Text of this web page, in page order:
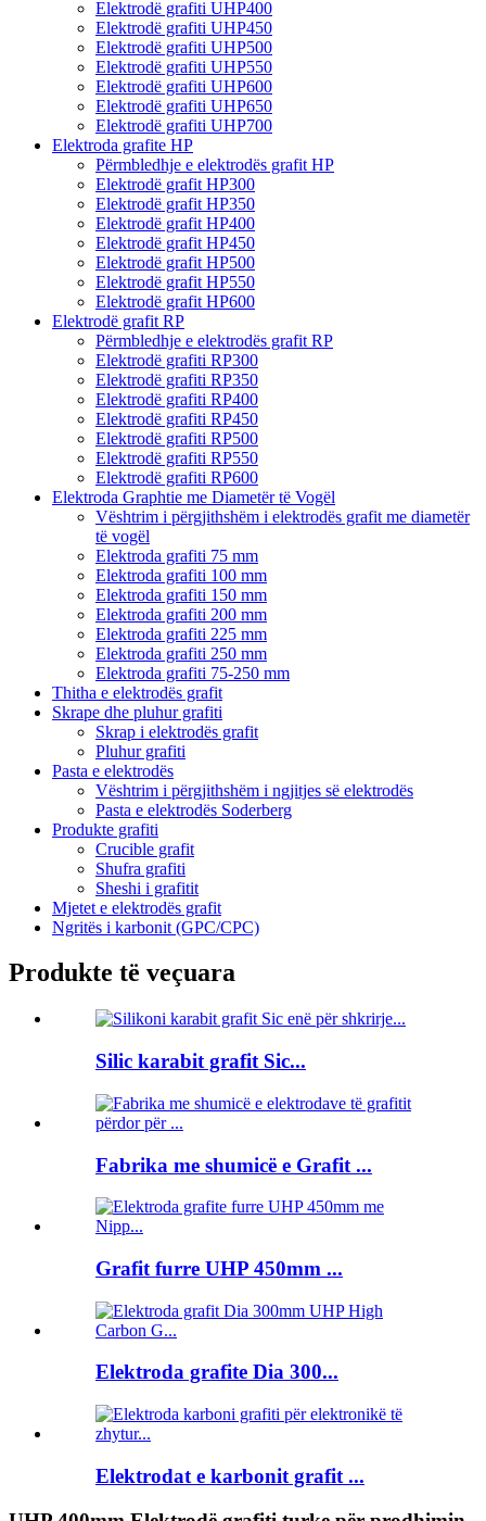
Elektrodë grafiti UHP400
Elektrodë grafiti UHP450
Elektrodë grafiti UHP500
Elektrodë grafiti UHP550
Elektrodë grafiti UHP600
Elektrodë grafiti UHP650
Elektrodë grafiti UHP700
Elektroda grafite HP
Përmbledhje e elektrodës grafit HP
Elektrodë grafit HP300
Elektrodë grafit HP350
Elektrodë grafit HP400
Elektrodë grafit HP450
Elektrodë grafit HP500
Elektrodë grafit HP550
Elektrodë grafit HP600
Elektrodë grafit RP
Përmbledhje e elektrodës grafit RP
Elektrodë grafiti RP300
Elektrodë grafiti RP350
Elektrodë grafiti RP400
Elektrodë grafiti RP450
Elektrodë grafiti RP500
Elektrodë grafiti RP550
Elektrodë grafiti RP600
Elektroda Graphtie me Diametër të Vogël
Vështrim i përgjithshëm i elektrodës grafit me diametër
të vogël
Elektroda grafiti 75 mm
Elektroda grafiti 100 mm
Elektroda grafiti 150 mm
Elektroda grafiti 200 mm
Elektroda grafiti 225 mm
Elektroda grafiti 250 mm
Elektroda grafiti 75-250 mm
Thitha e elektrodës grafit
Skrape dhe pluhur grafiti
Skrap i elektrodës grafit
Pluhur grafiti
Pasta e elektrodës
Vështrim i përgjithshëm i ngjitjes së elektrodës
Pasta e elektrodës Soderberg
Produkte grafiti
Crucible grafit
Shufra grafiti
Sheshi i grafitit
Mjetet e elektrodës grafit
Ngritës i karbonit (GPC/CPC)
Produkte të veçuara
Silic karabit grafit Sic...
Fabrika me shumicë e Grafit ...
Grafit furre UHP 450mm ...
Elektroda grafite Dia 300...
Elektrodat e karbonit grafit ...